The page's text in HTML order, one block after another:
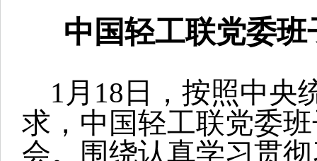
中国轻工联党委
1 月18日，按照中央
求，中国轻工联党委
会。围绕认真学习贯